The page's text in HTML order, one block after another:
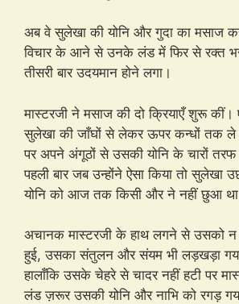
अब वे सुलेखा की योनि और गुदा का मसाज
विचार के आने से उनके लंड में फिर से रक्त
तीसरी बार उदयमान होने लगा।
मास्टरजी ने मसाज की दो क्रियाएँ शुरू
सुलेखा की जाँघों से लेकर ऊपर कन्धों तक
पर अपने अंगूठों से उसकी योनि के चारों
पहली बार जब उन्होंने ऐसा किया तो सुलेखा
योनि को आज तक किसी और ने नहीं छुआ
अचानक मास्टरजी के हाथ लगने से उसको
हुई, उसका संतुलन और संयम भी लड़खड़ा
हालाँकि उसके चेहरे से चादर नहीं हटी पर
लंड ज़रूर उसकी योनि और नाभि को रगड़